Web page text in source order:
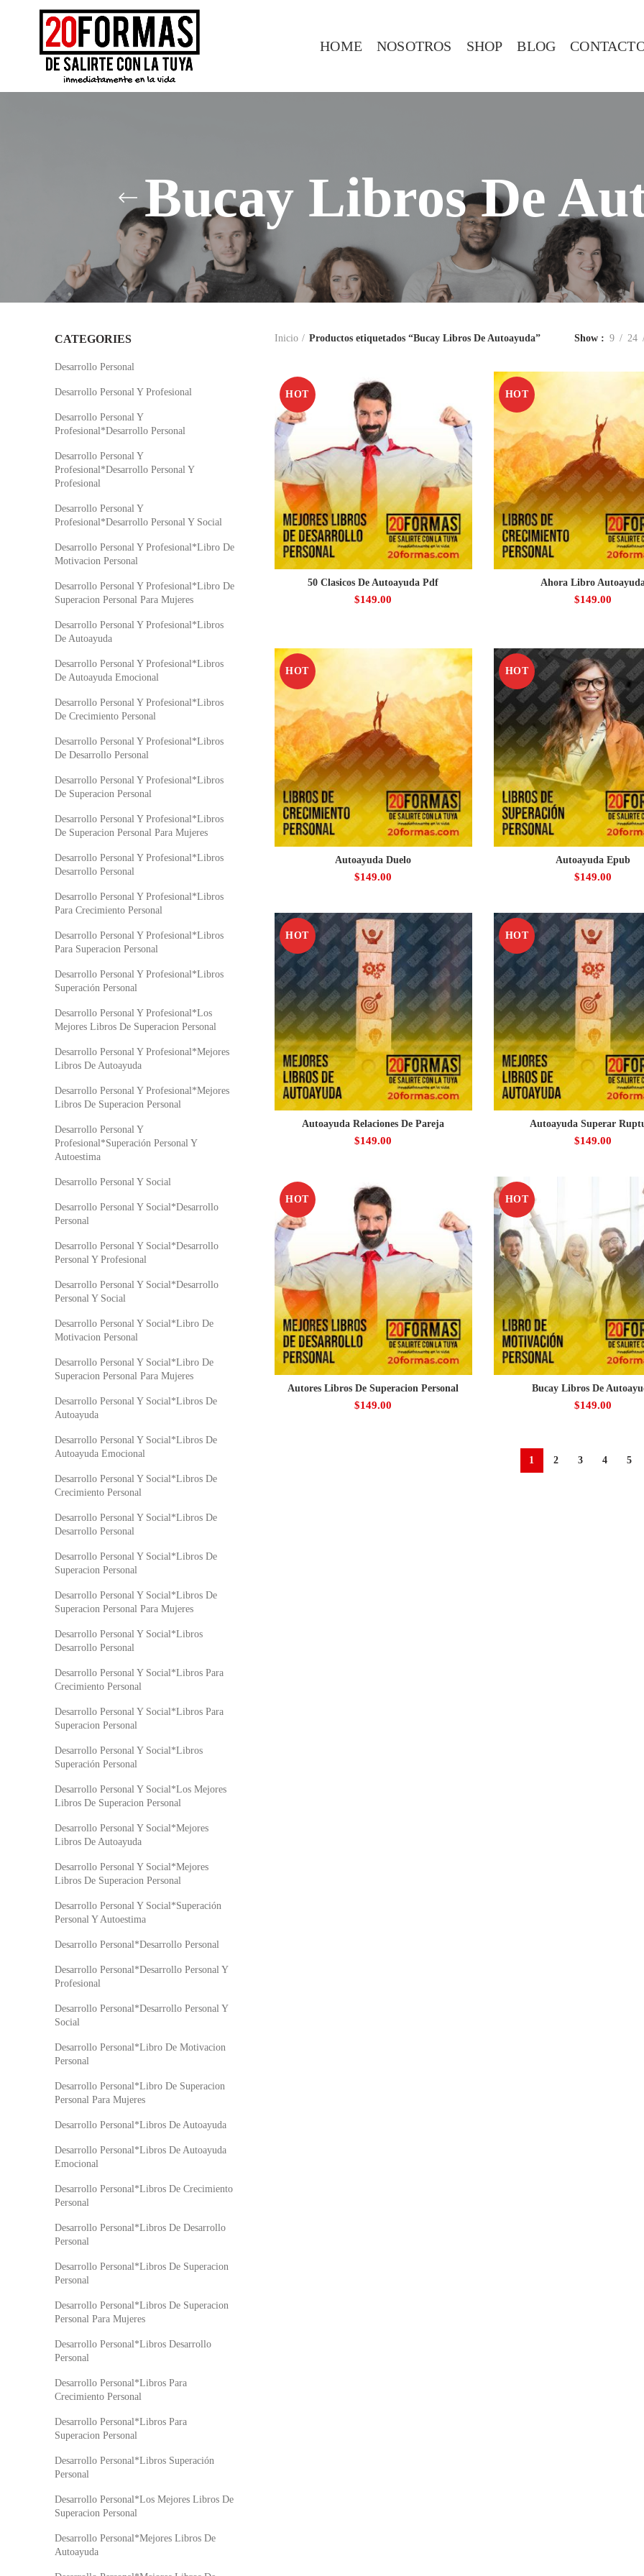
HOME NOSOTROS SHOP BLOG
Bucay Libros De
Inicio Productos etiquetados “Bucay Libros De Autoayuda” Show 9 24
HOT
50 Clasicos De Autoayuda Pdf
$149.00
HOT
Ahora Libro
$149.00
HOT
Autoayuda Duelo
$149.00
HOT
Autoayuda Epub
$149.00
HOT
Autoayuda Relaciones De Pareja
$149.00
HOT
Autoayuda Superar
$149.00
HOT
Autores Libros De Superacion Personal
$149.00
HOT
Bucay Libros De
$149.00
1 2 3 4 5
CATEGORIES
Desarrollo Personal
Desarrollo Personal Y Profesional
Desarrollo Personal Y
Profesional*Desarrollo Personal
Desarrollo Personal Y
Profesional*Desarrollo Personal Y
Profesional
Desarrollo Personal Y
Profesional*Desarrollo Personal Y Social
Desarrollo Personal Y Profesional*Libro De
Motivacion Personal
Desarrollo Personal Y Profesional*Libro De
Superacion Personal Para Mujeres
Desarrollo Personal Y Profesional*Libros
De Autoayuda
Desarrollo Personal Y Profesional*Libros
De Autoayuda Emocional
Desarrollo Personal Y Profesional*Libros
De Crecimiento Personal
Desarrollo Personal Y Profesional*Libros
De Desarrollo Personal
Desarrollo Personal Y Profesional*Libros
De Superacion Personal
Desarrollo Personal Y Profesional*Libros
De Superacion Personal Para Mujeres
Desarrollo Personal Y Profesional*Libros
Desarrollo Personal
Desarrollo Personal Y Profesional*Libros
Para Crecimiento Personal
Desarrollo Personal Y Profesional*Libros
Para Superacion Personal
Desarrollo Personal Y Profesional*Libros
Superación Personal
Desarrollo Personal Y Profesional*Los
Mejores Libros De Superacion Personal
Desarrollo Personal Y Profesional*Mejores
Libros De Autoayuda
Desarrollo Personal Y Profesional*Mejores
Libros De Superacion Personal
Desarrollo Personal Y
Profesional*Superación Personal Y
Autoestima
Desarrollo Personal Y Social
Desarrollo Personal Y Social*Desarrollo
Personal
Desarrollo Personal Y Social*Desarrollo
Personal Y Profesional
Desarrollo Personal Y Social*Desarrollo
Personal Y Social
Desarrollo Personal Y Social*Libro De
Motivacion Personal
Desarrollo Personal Y Social*Libro De
Superacion Personal Para Mujeres
Desarrollo Personal Y Social*Libros De
Autoayuda
Desarrollo Personal Y Social*Libros De
Autoayuda Emocional
Desarrollo Personal Y Social*Libros De
Crecimiento Personal
Desarrollo Personal Y Social*Libros De
Desarrollo Personal
Desarrollo Personal Y Social*Libros De
Superacion Personal
Desarrollo Personal Y Social*Libros De
Superacion Personal Para Mujeres
Desarrollo Personal Y Social*Libros
Desarrollo Personal
Desarrollo Personal Y Social*Libros Para
Crecimiento Personal
Desarrollo Personal Y Social*Libros Para
Superacion Personal
Desarrollo Personal Y Social*Libros
Superación Personal
Desarrollo Personal Y Social*Los Mejores
Libros De Superacion Personal
Desarrollo Personal Y Social*Mejores
Libros De Autoayuda
Desarrollo Personal Y Social*Mejores
Libros De Superacion Personal
Desarrollo Personal Y Social*Superación
Personal Y Autoestima
Desarrollo Personal*Desarrollo Personal
Desarrollo Personal*Desarrollo Personal Y
Profesional
Desarrollo Personal*Desarrollo Personal Y
Social
Desarrollo Personal*Libro De Motivacion
Personal
Desarrollo Personal*Libro De Superacion
Personal Para Mujeres
Desarrollo Personal*Libros De Autoayuda
Desarrollo Personal*Libros De Autoayuda
Emocional
Desarrollo Personal*Libros De Crecimiento
Personal
Desarrollo Personal*Libros De Desarrollo
Personal
Desarrollo Personal*Libros De Superacion
Personal
Desarrollo Personal*Libros De Superacion
Personal Para Mujeres
Desarrollo Personal*Libros Desarrollo
Personal
Desarrollo Personal*Libros Para
Crecimiento Personal
Desarrollo Personal*Libros Para
Superacion Personal
Desarrollo Personal*Libros Superación
Personal
Desarrollo Personal*Los Mejores Libros De
Superacion Personal
Desarrollo Personal*Mejores Libros De
Autoayuda